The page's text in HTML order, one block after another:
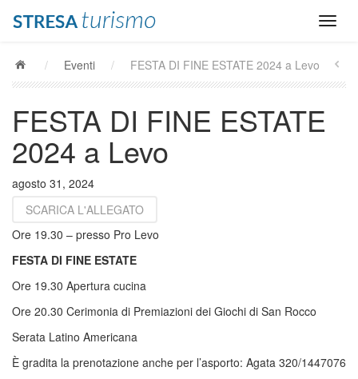
/ Eventi / FESTA DI FINE ESTATE 2024 a Levo
FESTA DI FINE ESTATE
2024 a Levo
agosto 31, 2024
SCARICA L'ALLEGATO
Ore 19.30 – presso Pro Levo
FESTA DI FINE ESTATE
Ore 19.30 Apertura cucina
Ore 20.30 Cerimonia di Premiazioni dei Giochi di San Rocco
Serata Latino Americana
È gradita la prenotazione anche per l’asporto: Agata 320/1447076